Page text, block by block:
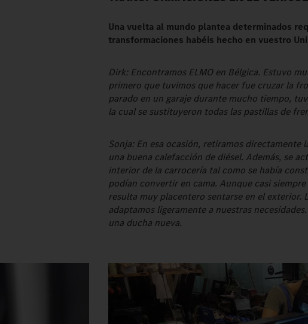
Una vuelta al mundo plantea determinados
transformaciones habéis hecho en vuestro
Dirk: Encontramos ELMO en Bélgica. Estuvo
primero que tuvimos que hacer fue cruzar la
parado en un garaje durante mucho tiempo,
la cual se sustituyeron todas las pastillas de
Sonja: En esa ocasión, retiramos directamente
una buena calefacción de diésel. Además, se
interior de la carrocería tal como se había
podían convertir en cama. Aunque casi
resulta muy placentero sentarse en el exterior.
adaptamos ligeramente a nuestras
una ducha nueva.